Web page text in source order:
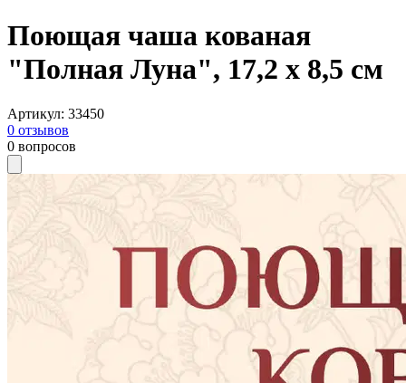
Поющая чаша кованая
"Полная Луна", 17,2 х 8,5 см
Артикул: 33450
0 отзывов
0 вопросов